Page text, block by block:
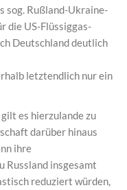
sog. Rußland-Ukraine-
die US-Flüssiggas-
Deutschland deutlich
letztendlich nur ein
es hierzulande zu
darüber hinaus
ihre
Russland insgesamt
reduziert würden,